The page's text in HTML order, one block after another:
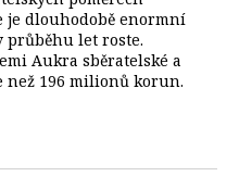
je dlouhodobě enormní
průběhu let roste.
Aukra sběratelské a
než 196 milionů korun.